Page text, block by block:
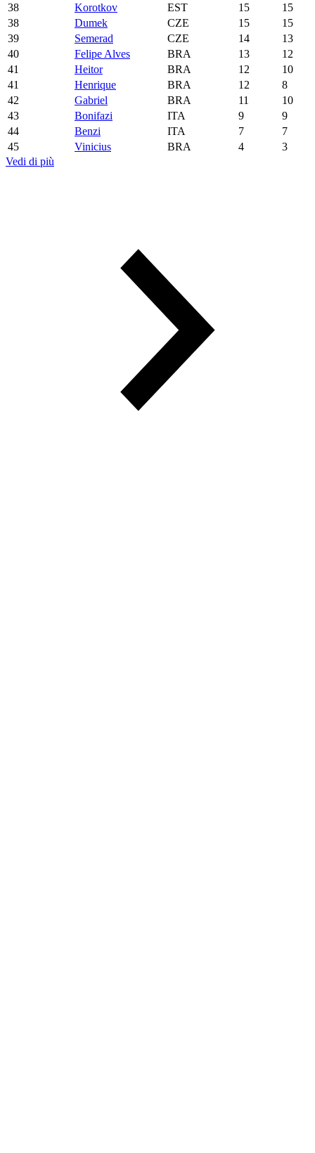
38
Korotkov EST 15
15
38
Dumek CZE 15
15
39
Semerad CZE 14
13
40
Felipe Alves BRA 13
12
41
Heitor BRA 12
10
41
Henrique BRA 12
8
42
Gabriel BRA 11
10
43
Bonifazi ITA 9
9
44
Benzi ITA 7
7
45
Vinicius BRA 4
3
Vedi di più